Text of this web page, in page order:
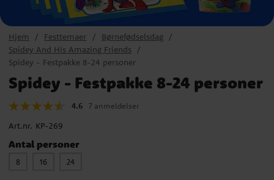
Hjem Festtemaer
Børnefødselsdag
Spidey And His Amazing Friends
Spidey - Festpakke 8-24 personer
Spidey - Festpakke 8-24 personer
4.6 7 anmeldelser
Art.nr. KP-269
Antal personer
8 16 24